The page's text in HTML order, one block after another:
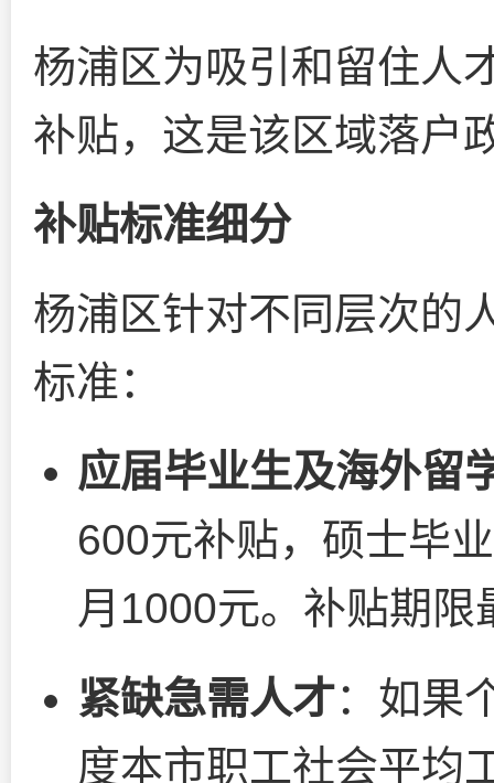
杨浦区为吸引和留住人
补贴，这是该区域落户
补贴标准细分
杨浦区针对不同层次的
标准：
应届毕业生及海外留
600元补贴，硕士毕
月1000元。补贴期限
紧缺急需人才：如果
度本市职工社会平均